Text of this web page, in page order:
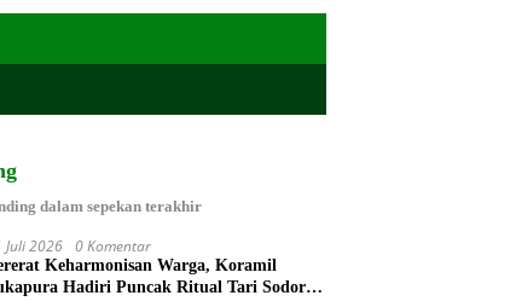
dalam sepekan terakhir
Juli 2026 0 Komentar
Keharmonisan Warga, Koramil
Hadiri Puncak Ritual Tari Sodoran